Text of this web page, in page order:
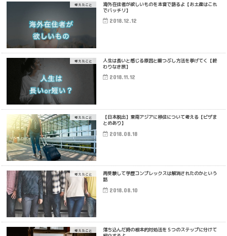
考えたこと
海外在住者が欲しいものを本音で語るよ【お土産はこれ
でバッチリ】
2018.12.12
考えたこと
人生は長いと感じる原因と暇つぶし方法を挙げてく【終
わりなき旅】
2018.11.12
考えたこと
【日本脱出】東南アジアに移住について考える【ビザま
とめあり】
2018.08.18
考えたこと
再受験して学歴コンプレックスは解消されたのかという
話
2018.08.10
考えたこと
落ち込んだ時の根本的対処法を５つのステップに分けて